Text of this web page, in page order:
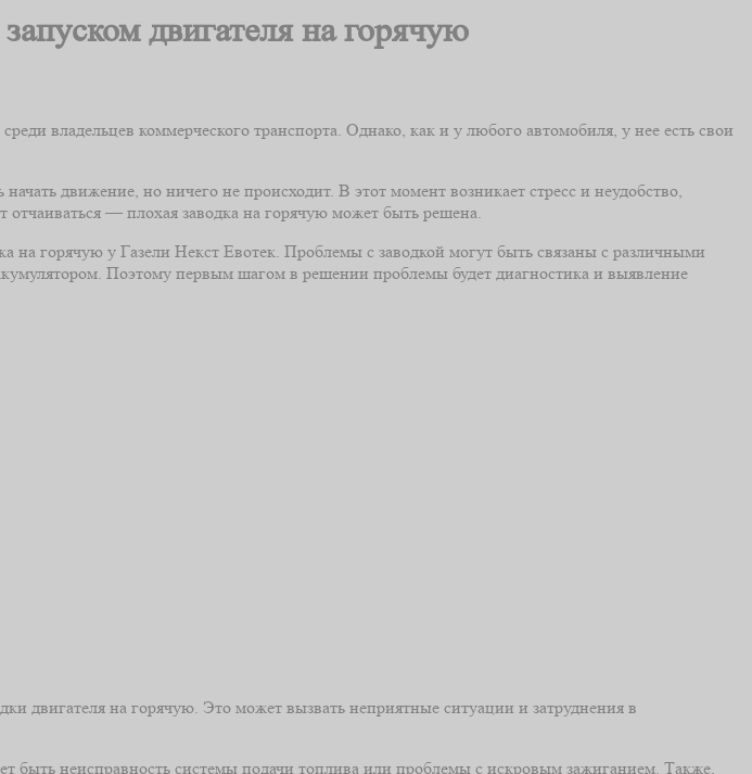
двигателя на горячую
владельцев коммерческого транспорта. Однако, как и у любого автомобиля, у нее есть свои
движение, но ничего не происходит. В этот момент возникает стресс и неудобство,
отчаиваться — плохая заводка на горячую может быть решена.
горячую у Газели Некст Евотек. Проблемы с заводкой могут быть связаны с различными
Поэтому первым шагом в решении проблемы будет диагностика и выявление
двигателя на горячую. Это может вызвать неприятные ситуации и затруднения в
неисправность системы подачи топлива или проблемы с искровым зажиганием. Также,